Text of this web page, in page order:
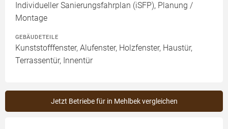
Individueller Sanierungsfahrplan (iSFP), Planung /
Montage
GEBÄUDETEILE
Kunststofffenster, Alufenster, Holzfenster, Haustür,
Terrassentür, Innentür
Jetzt Betriebe für in Mehlbek vergleichen